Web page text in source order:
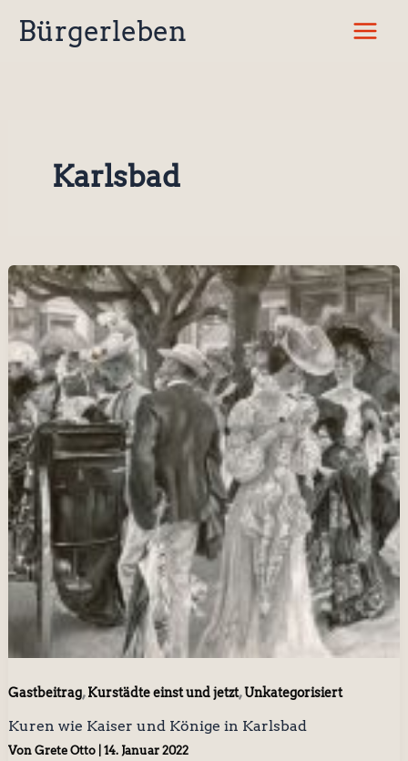
InhaltBürgerleben
Karlsbad
Gastbeitrag,Kurstädte einst und jetzt,Unkategorisiert
Kuren wie Kaiser und Könige in Karlsbad
Von Grete Otto 14. Januar 2022